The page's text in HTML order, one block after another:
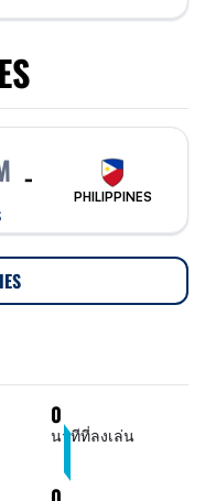
-
PHILIPPINES
0
นาทีที่ลงเล่น